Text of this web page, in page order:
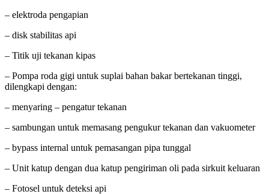
– elektroda pengapian
– disk stabilitas api
– Titik uji tekanan kipas
– Pompa roda gigi untuk suplai bahan bakar bertekanan tinggi,
dilengkapi dengan:
– menyaring – pengatur tekanan
– sambungan untuk memasang pengukur tekanan dan vakuometer
– bypass internal untuk pemasangan pipa tunggal
– Unit katup dengan dua katup pengiriman oli pada sirkuit keluaran
– Fotosel untuk deteksi api